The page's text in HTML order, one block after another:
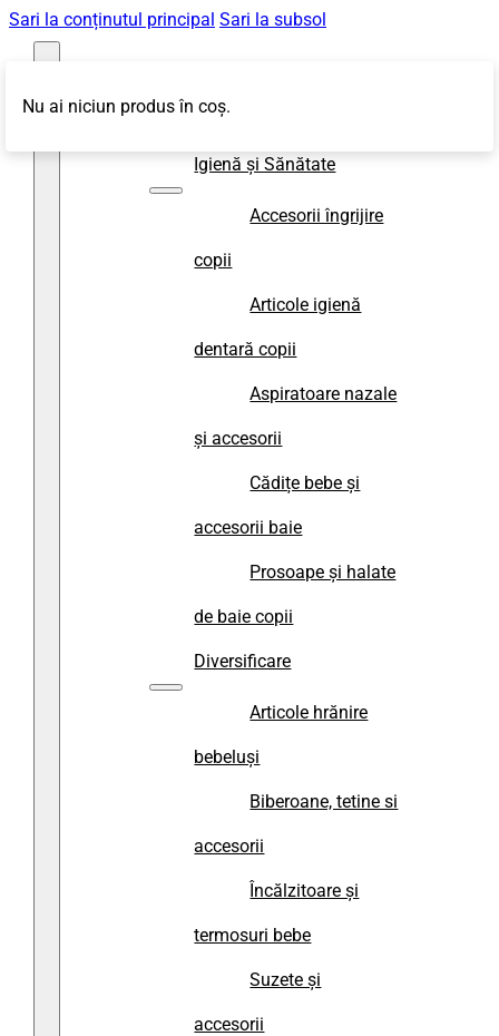
Sari la conținutul principal Sari la subsol
Igienă și Sănătate
Accesorii îngrijire
copii
Articole igienă
dentară copii
Aspiratoare nazale
și accesorii
Cădițe bebe și
accesorii baie
Prosoape și halate
de baie copii
Diversificare
Articole hrănire
bebeluși
Biberoane, tetine si
accesorii
Încălzitoare și
termosuri bebe
Suzete și
accesorii
Nu ai niciun produs în coș.